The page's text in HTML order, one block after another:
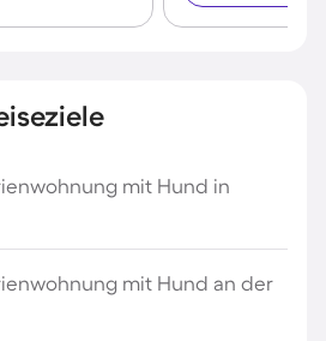
mit Hund in
mit Hund an der